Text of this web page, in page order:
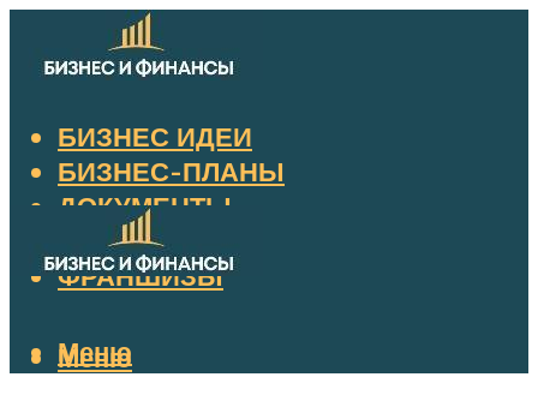
БИЗНЕС ИДЕИ
БИЗНЕС-ПЛАНЫ
ДОКУМЕНТЫ
НАЛОГИ
ФРАНШИЗЫ
Меню
Меню